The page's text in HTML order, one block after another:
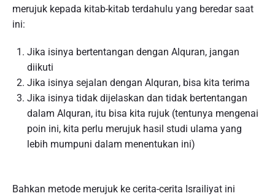
merujuk kepada kitab-kitab terdahulu yang beredar saat
ini:
Jika isinya bertentangan dengan Alquran, jangan
diikuti
Jika isinya sejalan dengan Alquran, bisa kita terima
Jika isinya tidak dijelaskan dan tidak bertentangan
dalam Alquran, itu bisa kita rujuk (tentunya mengenai
poin ini, kita perlu merujuk hasil studi ulama yang
lebih mumpuni dalam menentukan ini)
Bahkan metode merujuk ke cerita-cerita Israiliyat ini